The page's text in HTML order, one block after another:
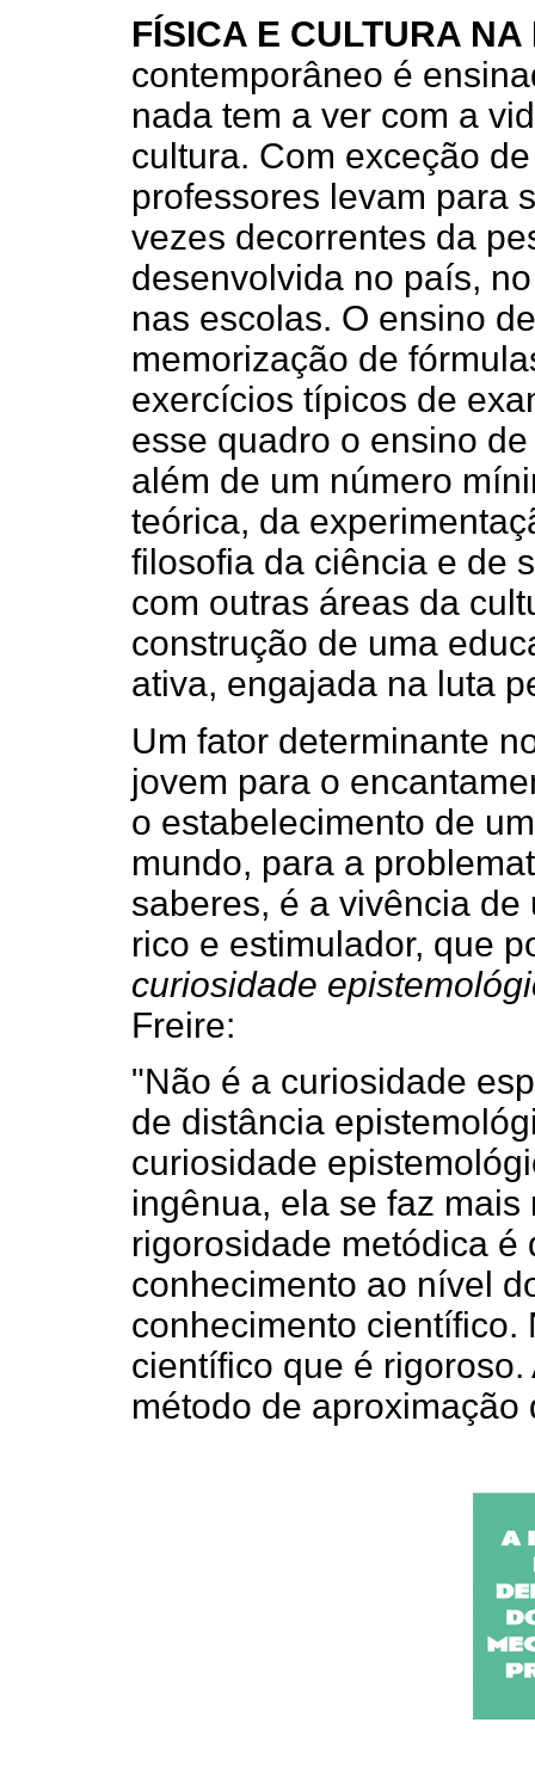
FÍSICA E CULTURA NA
contemporâneo é
nada tem a ver com a
cultura. Com exceção
professores levam para
vezes decorrentes da
desenvolvida no país,
nas escolas. O ensino
memorização de
exercícios típicos de
esse quadro o ensino
além de um número
teórica, da
filosofia da ciência e de
com outras áreas da
construção de uma
ativa, engajada na luta
Um fator determinante
jovem para o
o estabelecimento de
mundo, para a
saberes, é a vivência
rico e estimulador, que
curiosidade
Freire:
"Não é a curiosidade
de distância
curiosidade
ingênua, ela se faz
rigorosidade metódica é
conhecimento ao nível
conhecimento científico.
científico que é
método de aproximação